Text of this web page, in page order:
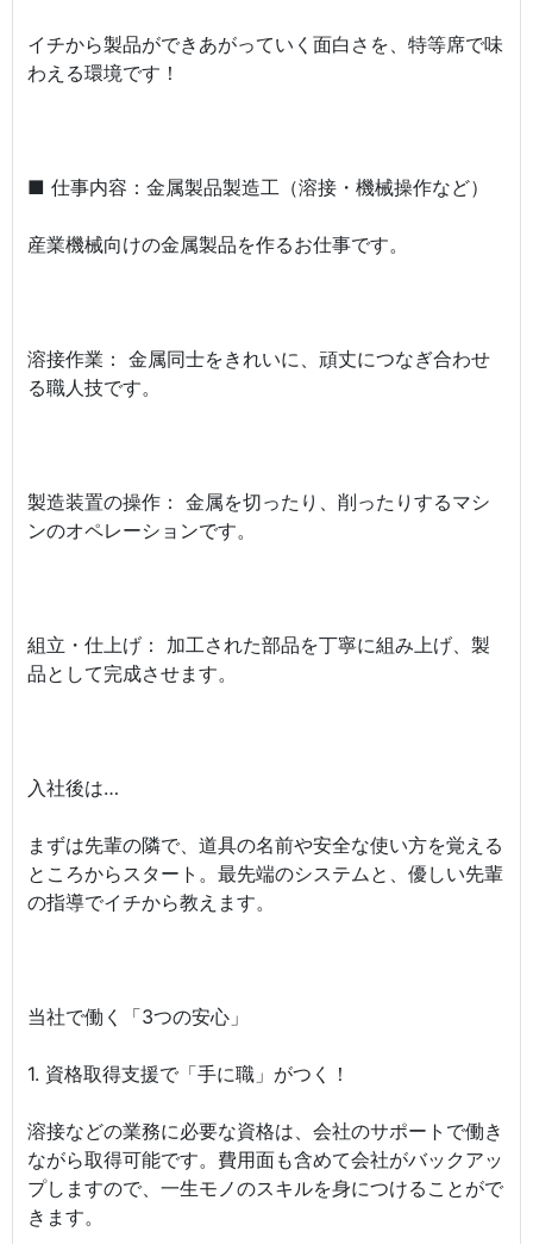
イチから製品ができあがっていく面白さを、特等席で味
わえる環境です！
■ 仕事内容：金属製品製造工（溶接・機械操作など）
産業機械向けの金属製品を作るお仕事です。
溶接作業： 金属同士をきれいに、頑丈につなぎ合わせ
る職人技です。
製造装置の操作： 金属を切ったり、削ったりするマシ
ンのオペレーションです。
組立・仕上げ： 加工された部品を丁寧に組み上げ、製
品として完成させます。
入社後は…
まずは先輩の隣で、道具の名前や安全な使い方を覚える
ところからスタート。最先端のシステムと、優しい先輩
の指導でイチから教えます。
当社で働く「3つの安心」
1. 資格取得支援で「手に職」がつく！
溶接などの業務に必要な資格は、会社のサポートで働き
ながら取得可能です。費用面も含めて会社がバックアッ
プしますので、一生モノのスキルを身につけることがで
きます。